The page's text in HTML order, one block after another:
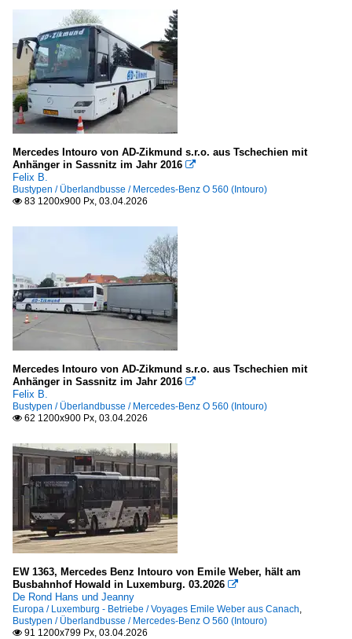
Mercedes Intouro von AD-Zikmund s.r.o. aus Tschechien mit
Anhänger in Sassnitz im Jahr 2016 
Felix B.
Bustypen / Überlandbusse / Mercedes-Benz O 560 (Intouro)
 83 1200x900 Px, 03.04.2026
Mercedes Intouro von AD-Zikmund s.r.o. aus Tschechien mit
Anhänger in Sassnitz im Jahr 2016 
Felix B.
Bustypen / Überlandbusse / Mercedes-Benz O 560 (Intouro)
 62 1200x900 Px, 03.04.2026
EW 1363, Mercedes Benz Intouro von Emile Weber, hält am
Busbahnhof Howald in Luxemburg. 03.2026 
De Rond Hans und Jeanny
Europa / Luxemburg - Betriebe / Voyages Emile Weber aus Canach,
Bustypen / Überlandbusse / Mercedes-Benz O 560 (Intouro)
 91 1200x799 Px, 03.04.2026